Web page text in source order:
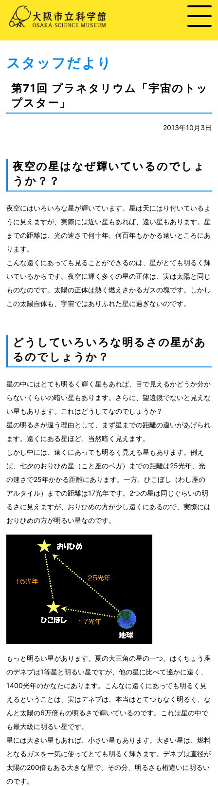
スタッフだより
第71回 プラネタリウム「宇宙のトッ
プスター」
2013年10月3日
夜空の星はなぜ輝いているのでしょ
うか？？
夜空にはいろいろな星が輝いています。星は天にはり付いているよ
うに見えますが、実際には近い星もあれば、遠い星もあります。星
までの距離は、光の速さで何十年、何百年もかかる遠いところにあ
ります。
こんな遠くにあっても見ることができるのは、星がとても明るく輝
いているからです。夜空に輝く多くの星の正体は、実は太陽と同じ
ものなのです。太陽の正体は熱く燃えさかるガスの塊です。しかし
この太陽自体も、宇宙ではありふれた星に過ぎないのです。
どうしていろいろな明るさの星があ
るのでしょうか？
星の中にはとても明るく輝く星もあれば、目で見えるかどうか分か
らないくらいの暗い星もあります。さらに、望遠鏡でないと見えな
い星もあります。これはどうしてなのでしょうか？
星の明るさが違う理由として、まず星までの距離の違いがあげられ
ます。遠くにある星ほど、当然暗く見えます。
しかし中には、遠くにあっても明るく見える星もあります。例え
ば、七夕のおりひめ星（こと座のベガ）までの距離は25光年、光
の速さで25年かかる距離にあります。一方、ひこぼし（わし座の
アルタイル）までの距離は17光年です。2つの星は同じぐらいの明
るさに見えますが、おりひめの方が少し遠くにあるので、実際には
おりひめの方が明るい星なのです。
もっと明るい星があります。夏の大三角の星の一つ、はくちょう座
のデネブは1等星と明るい星ですが、他の星に比べて遙かに遠く、
1400光年のかなたにあります。こんなに遠くにあっても明るく見
えるということは、実はデネブは、本当はとてつもなく明るく、な
んと太陽の6万倍もの明るさで輝いているのです。これは星の中で
も最大級に明るい星です。
星には大きい星もあれば、小さい星もあります。大きい星は、燃料
となるガスを一気に使ってとても明るく輝きます。デネブは直径が
太陽の200倍もある大きな星で、その分、明るさも桁違いに明るい
のです。